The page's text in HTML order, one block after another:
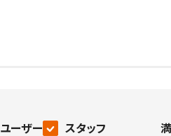
ユーザー スタッフ